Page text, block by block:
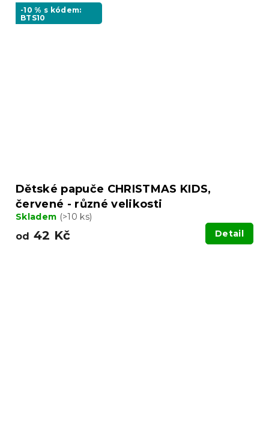
-10 % s kódem:
BTS10
Dětské papuče CHRISTMAS KIDS,
červené - různé velikosti
Skladem (>10 ks)
od 42 Kč Detail